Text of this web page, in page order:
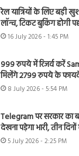
रेल यात्रियों के लिए बड़ी
लॉन्च, टिकट बुकिंग
16 July 2026 - 1:45 PM
999 रुपये में रिजर्व करें
मिलेंगे 2799 रुपये के
8 July 2026 - 5:54 PM
Telegram पर सरकार का
देखना पड़ेगा भारी, तीन
5 July 2026 - 2:25 PM